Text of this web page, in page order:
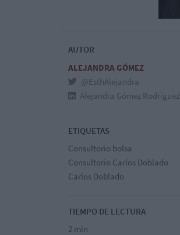
AUTOR
ALEJANDRA GÓMEZ
@EsthAlejandra
Alejandra Gómez Rodríguez
ETIQUETAS
Consultorio bolsa
Consultorio Carlos Doblado
Carlos Doblado
TIEMPO DE LECTURA
2 min